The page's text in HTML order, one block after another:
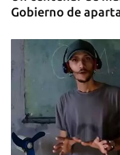
Gobierno de